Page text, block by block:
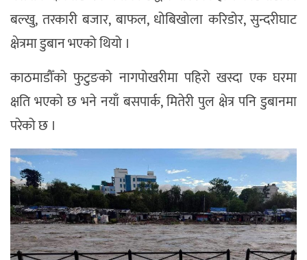
बल्खु, तरकारी बजार, बाफल, धोबिखोला करिडोर, सुन्दरीघाट
क्षेत्रमा डुबान भएको थियो ।
काठमाडौँको फुटुङको नागपोखरीमा पहिरो खस्दा एक घरमा
क्षति भएको छ भने नयाँ बसपार्क, मितेरी पुल क्षेत्र पनि डुबानमा
परेको छ ।